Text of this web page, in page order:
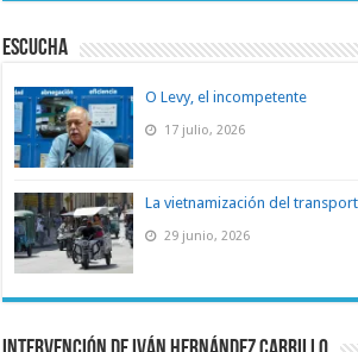
ESCUCHA
O Levy, el incompetente
17 julio, 2026
La vietnamización del
29 junio, 2026